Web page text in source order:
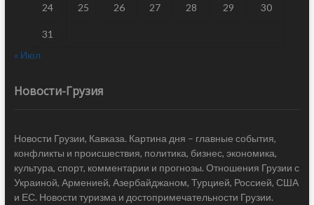
24 25 26 27 28 29 30
31
« Июл
Новости-Грузия
Новости Грузии, Кавказа. Картина дня – главные события,
конфликты и происшествия, политика, бизнес, экономика,
культура, спорт, комментарии и прогнозы. Отношения Грузии с
Украиной, Арменией, Азербайджаном, Турцией, Россией, США
и ЕС. Новости туризма и достопримечательности Грузии.